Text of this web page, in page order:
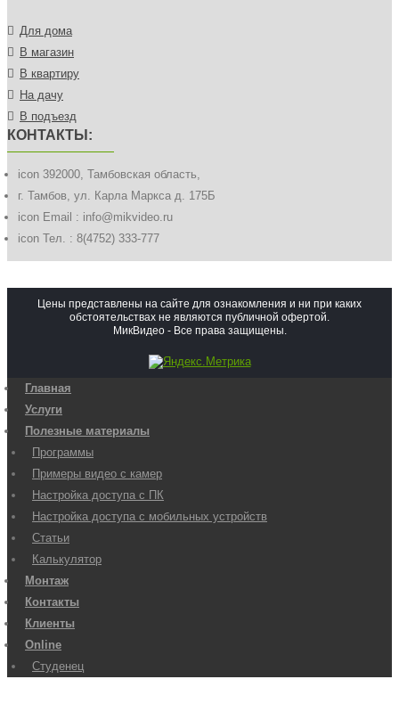
Для дома
В магазин
В квартиру
На дачу
В подъезд
КОНТАКТЫ:
icon 392000, Тамбовская область,
г. Тамбов, ул. Карла Маркса д. 175Б
icon Email : info@mikvideo.ru
icon Тел. : 8(4752) 333-777
Цены представлены на сайте для ознакомления и ни при каких
обстоятельствах не являются публичной офертой.
МикВидео - Все права защищены.
Главная
Услуги
Полезные материалы
Программы
Примеры видео с камер
Настройка доступа с ПК
Настройка доступа с мобильных устройств
Статьи
Калькулятор
Монтаж
Контакты
Клиенты
Online
Студенец